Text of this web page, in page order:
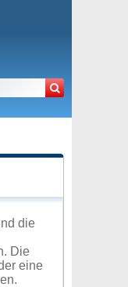
die
Die
eine